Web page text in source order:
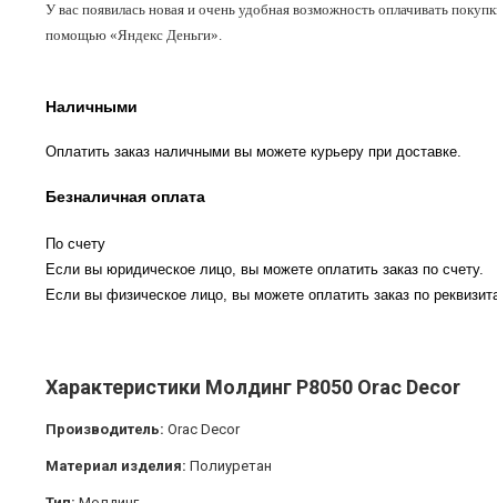
У вас появилась новая и очень удобная возможность оплачивать
помощью «Яндекс Деньги».
Наличными
Оплатить заказ наличными вы можете курьеру при доставке.
Безналичная оплата
По счету
Если вы юридическое лицо, вы можете оплатить заказ по счету.
Если вы физическое лицо, вы можете оплатить заказ по
Характеристики Молдинг P8050 Orac Decor
Производитель: Orac Decor
Материал изделия: Полиуретан